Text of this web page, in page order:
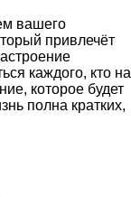
вашего
привлечёт
каждого, кто на
которое будет
полна кратких,